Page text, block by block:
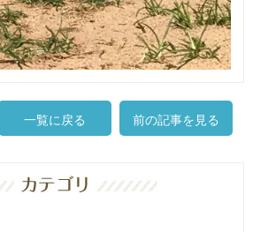
一覧に戻る 前の記事を見る